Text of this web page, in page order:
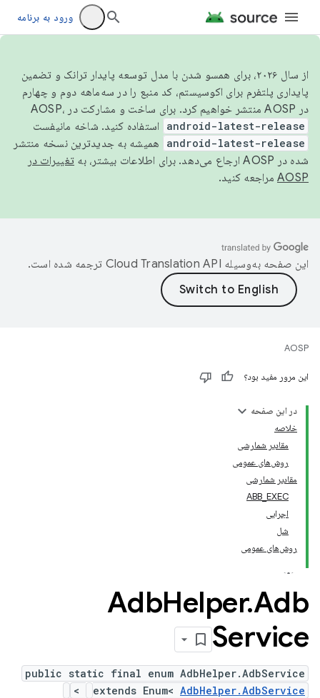
ورود به برنامه
از سال ۲۰۲۶، برای همسو شدن با مدل توسعه پایدار ترانک و تضمین
پایداری پلتفرم برای اکوسیستم، کد منبع را در سه‌ماهه دوم و چهارم
در AOSP منتشر خواهیم کرد. برای ساخت و مشارکت در AOSP،
android-latest-release استفاده کنید. شاخه مانیفست
android-latest-release
همیشه به جدیدترین نسخه منتشر
شده در AOSP ارجاع می‌دهد. برای اطلاعات بیشتر، به
تغییرات در
AOSP مراجعه کنید.
این صفحه به‌وسیله ترجمه شده است.
AOSP
این مرور مفید بود؟
در این صفحه
خلاصه
مقادیر شمارشی
روش‌های عمومی
مقادیر شمارشی
ABB_EXEC
اجرایی
شل
روش‌های عمومی
AdbHelper.Adb
Service
public static final enum AdbHelper.AdbService
extends Enum< AdbHelper.AdbService
>